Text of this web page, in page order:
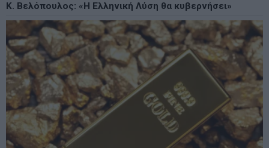
Κ. Βελόπουλος: «Η Ελληνική Λύση θα κυβερνήσει»